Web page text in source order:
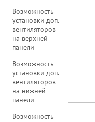
Возможность
установки доп.
вентиляторов
на верхней
панели
Возможность
установки доп.
вентиляторов
на нижней
панели
Возможность